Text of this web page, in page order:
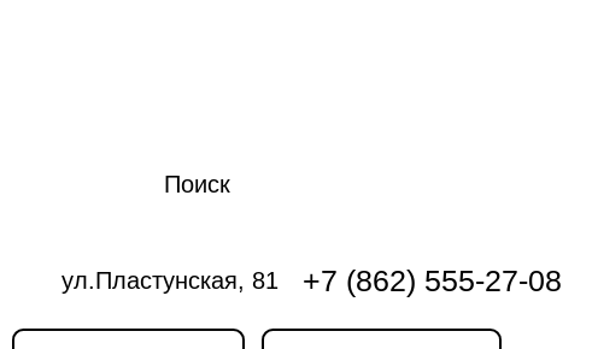
Поиск
ул.Пластунская, 81 +7 (862) 555-27-08